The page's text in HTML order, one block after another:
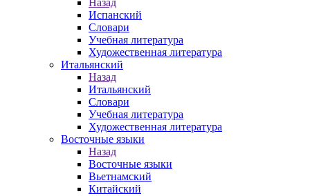
Назад
Испанский
Словари
Учебная литература
Художественная литература
Итальянский
Назад
Итальянский
Словари
Учебная литература
Художественная литература
Восточные языки
Назад
Восточные языки
Вьетнамский
Китайский